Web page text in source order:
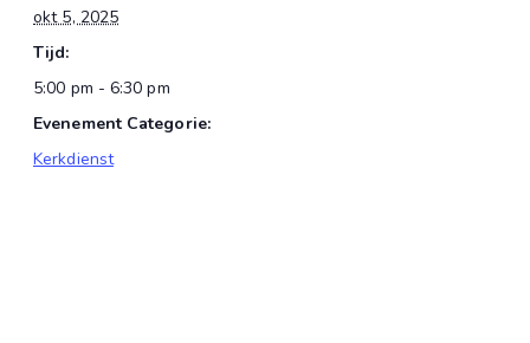
okt 5, 2025
Tijd:
5:00 pm - 6:30 pm
Evenement Categorie:
Kerkdienst